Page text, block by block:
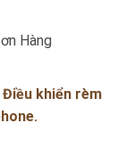
Hàng
Điều khiển rèm